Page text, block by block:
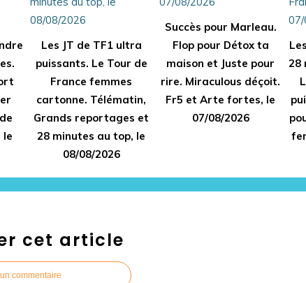
le
Les JT de TF1 ultra
puissants. Le Tour de
France femmes
cartonne. Télématin,
Grands reportages et
28 minutes au top, le
08/08/2026
Succès pour Marleau.
Flop pour Détox ta
maison et Juste pour
rire. Miraculous déçoit.
Fr5 et Arte fortes, le
07/08/2026
28
cet article
commentaire